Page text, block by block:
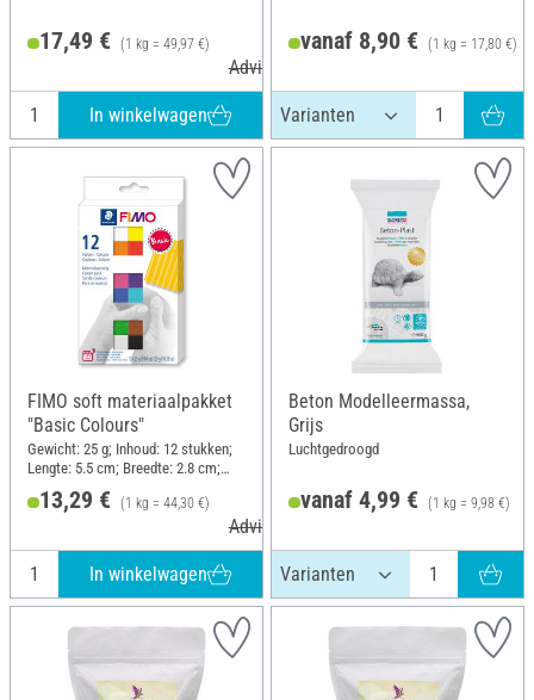
17,49 € (1 kg = 49,97 €)
Adviesprijs 22,00 €
In winkelwagen
vanaf 8,90 € (1 kg = 17,80 €)
FIMO soft materiaalpakket
"Basic Colours"
Gewicht: 25 g; Inhoud: 12 stukken;
Lengte: 5.5 cm; Breedte: 2.8 cm;
13,29 € (1 kg = 44,30 €)
Adviesprijs 18,95 €
In winkelwagen
Beton Modelleermassa,
Grijs
Luchtgedroogd
vanaf 4,99 € (1 kg = 9,98 €)